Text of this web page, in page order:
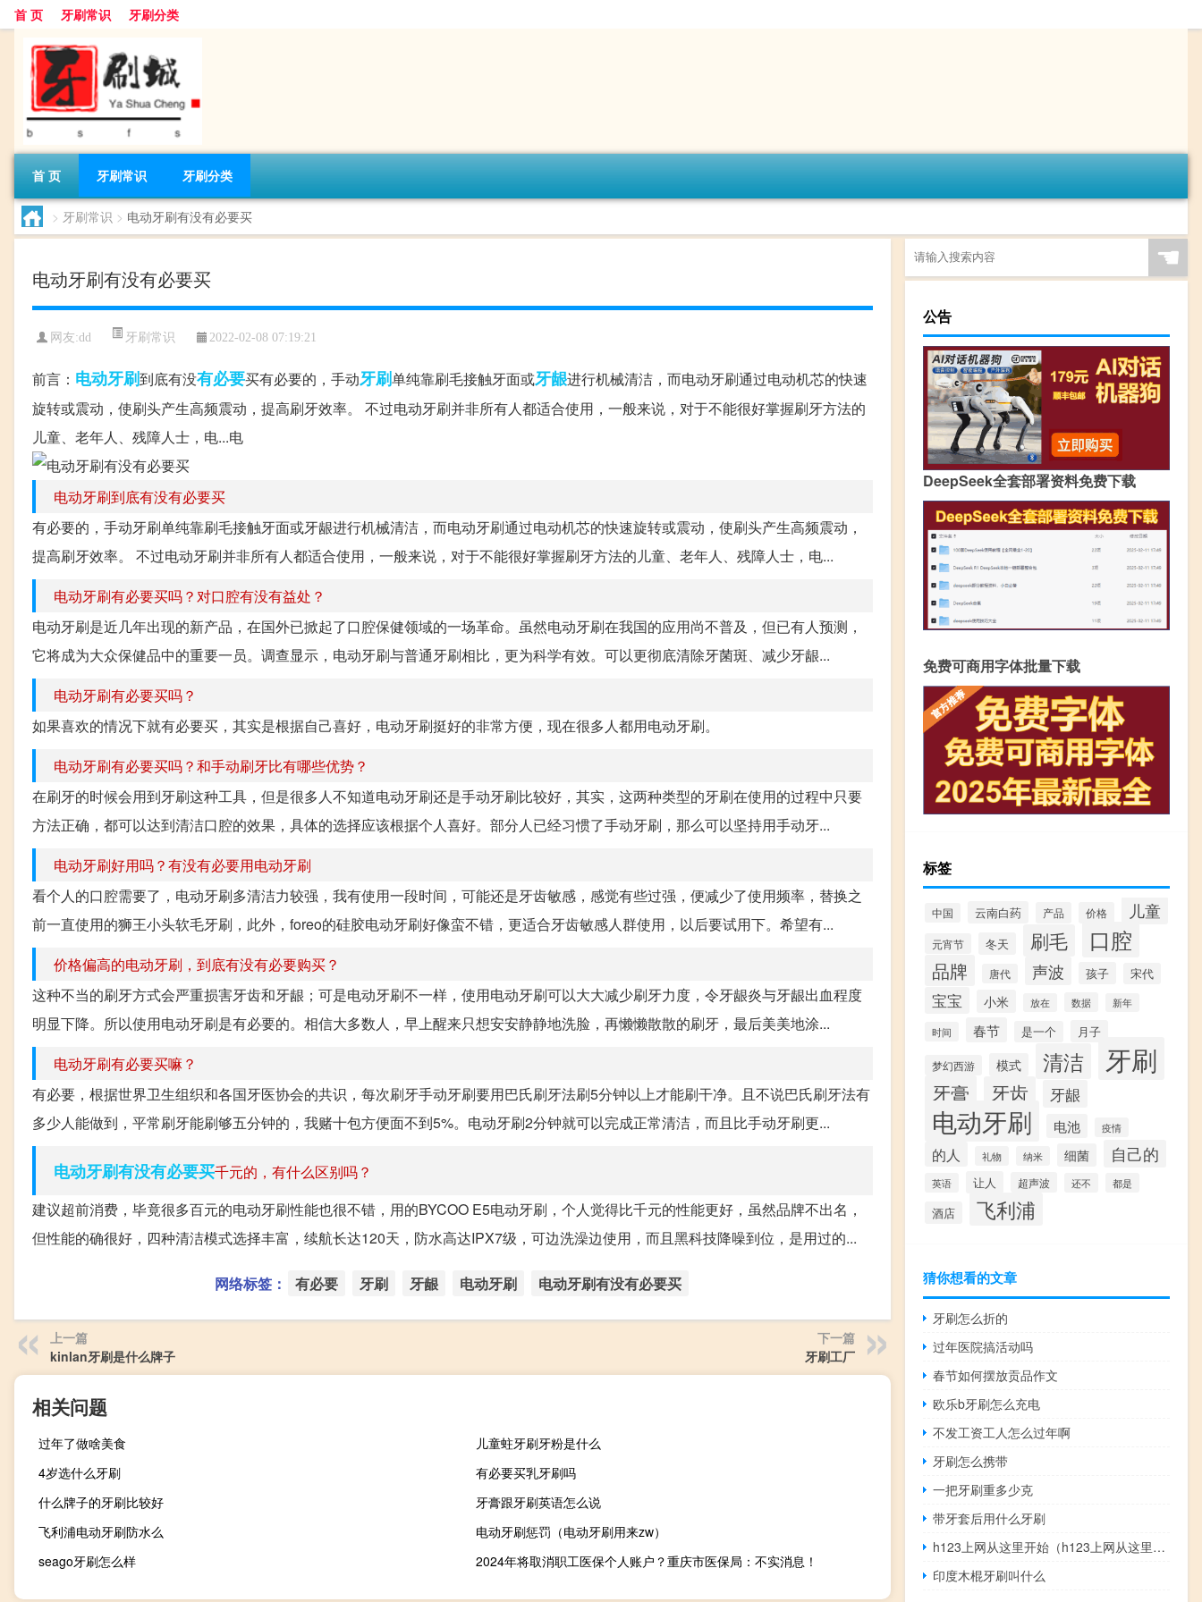
首 页 牙刷常识 牙刷分类
首 页 牙刷常识 牙刷分类
> 牙刷常识 > 电动牙刷有没有必要买
电动牙刷有没有必要买
网友:dd 牙刷常识 2022-02-08 07:19:21
前言： 电动牙刷到底有没有必要买有必要的，手动牙刷单纯靠刷毛接触牙面或牙龈进行机械清洁，而电动牙刷通过电动机芯的快速
旋转或震动，使刷头产生高频震动，提高刷牙效率。 不过电动牙刷并非所有人都适合使用，一般来说，对于不能很好掌握刷牙方法的
儿童、老年人、残障人士，电...电
电动牙刷到底有没有必要买
有必要的，手动牙刷单纯靠刷毛接触牙面或牙龈进行机械清洁，而电动牙刷通过电动机芯的快速旋转或震动，使刷头产生高频震动，
提高刷牙效率。 不过电动牙刷并非所有人都适合使用，一般来说，对于不能很好掌握刷牙方法的儿童、老年人、残障人士，电...
电动牙刷有必要买吗？对口腔有没有益处？
电动牙刷是近几年出现的新产品，在国外已掀起了口腔保健领域的一场革命。虽然电动牙刷在我国的应用尚不普及，但已有人预测，
它将成为大众保健品中的重要一员。调查显示，电动牙刷与普通牙刷相比，更为科学有效。可以更彻底清除牙菌斑、减少牙龈...
电动牙刷有必要买吗？
如果喜欢的情况下就有必要买，其实是根据自己喜好，电动牙刷挺好的非常方便，现在很多人都用电动牙刷。
电动牙刷有必要买吗？和手动刷牙比有哪些优势？
在刷牙的时候会用到牙刷这种工具，但是很多人不知道电动牙刷还是手动牙刷比较好，其实，这两种类型的牙刷在使用的过程中只要
方法正确，都可以达到清洁口腔的效果，具体的选择应该根据个人喜好。部分人已经习惯了手动牙刷，那么可以坚持用手动牙...
电动牙刷好用吗？有没有必要用电动牙刷
看个人的口腔需要了，电动牙刷多清洁力较强，我有使用一段时间，可能还是牙齿敏感，感觉有些过强，便减少了使用频率，替换之
前一直使用的狮王小头软毛牙刷，此外，foreo的硅胶电动牙刷好像蛮不错，更适合牙齿敏感人群使用，以后要试用下。希望有...
价格偏高的电动牙刷，到底有没有必要购买？
这种不当的刷牙方式会严重损害牙齿和牙龈；可是电动牙刷不一样，使用电动牙刷可以大大减少刷牙力度，令牙龈炎与牙龈出血程度
明显下降。所以使用电动牙刷是有必要的。相信大多数人，早上醒来只想安安静静地洗脸，再懒懒散散的刷牙，最后美美地涂...
电动牙刷有必要买嘛？
有必要，根据世界卫生组织和各国牙医协会的共识，每次刷牙手动牙刷要用巴氏刷牙法刷5分钟以上才能刷干净。且不说巴氏刷牙法有
多少人能做到，平常刷牙能刷够五分钟的，我赌十包方便面不到5%。电动牙刷2分钟就可以完成正常清洁，而且比手动牙刷更...
电动牙刷有没有必要买千元的，有什么区别吗？
建议超前消费，毕竟很多百元的电动牙刷性能也很不错，用的BYCOO E5电动牙刷，个人觉得比千元的性能更好，虽然品牌不出名，
但性能的确很好，四种清洁模式选择丰富，续航长达120天，防水高达IPX7级，可边洗澡边使用，而且黑科技降噪到位，是用过的...
网络标签： 有必要 牙刷 牙龈 电动牙刷 电动牙刷有没有必要买
上一篇
kinlan牙刷是什么牌子
下一篇
牙刷工厂
相关问题
过年了做啥美食
儿童蛀牙刷牙粉是什么
4岁选什么牙刷
有必要买乳牙刷吗
什么牌子的牙刷比较好
牙膏跟牙刷英语怎么说
飞利浦电动牙刷防水么
电动牙刷惩罚（电动牙刷用来zw）
seago牙刷怎么样
2024年将取消职工医保个人账户？重庆市医保局：不实消息！
☚
公告
DeepSeek全套部署资料免费下载
免费可商用字体批量下载
标签
中国 云南白药 产品 价格 儿童
元宵节 冬天 刷毛 口腔
品牌 唐代 声波 孩子 宋代
宝宝 小米 放在 数据 新年
时间 春节 是一个 月子
梦幻西游 模式 清洁 牙刷
牙膏 牙齿 牙龈
电动牙刷 电池 疫情
的人 礼物 纳米 细菌 自己的
英语 让人 超声波 还不 都是
酒店 飞利浦
猜你想看的文章
牙刷怎么折的
过年医院搞活动吗
春节如何摆放贡品作文
欧乐b牙刷怎么充电
不发工资工人怎么过年啊
牙刷怎么携带
一把牙刷重多少克
带牙套后用什么牙刷
h123上网从这里开始（h123上网从这里开始）
印度木棍牙刷叫什么